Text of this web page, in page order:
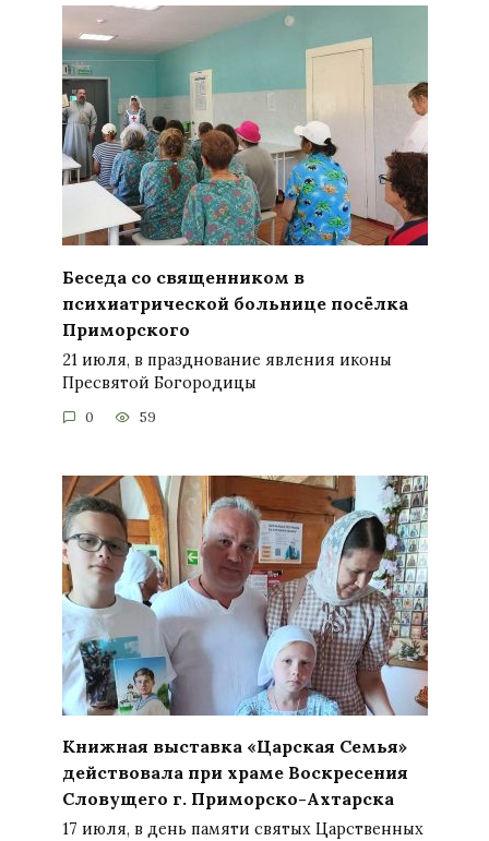
Беседа со священником в
психиатрической больнице посёлка
Приморского
21 июля, в празднование явления иконы
Пресвятой Богородицы
0 59
Книжная выставка «Царская Семья»
действовала при храме Воскресения
Словущего г. Приморско-Ахтарска
17 июля, в день памяти святых Царственных